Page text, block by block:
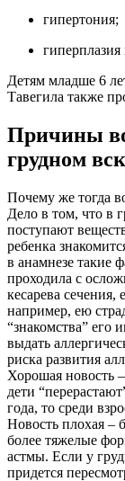
гипертония;
гиперплазия
Детям младше 6
Тавегила также
Причины
грудном
Почему же тогда
Дело в том, что в
поступают
ребенка
в анамнезе такие
проходила с
кесарева сечения,
например, ею
“знакомства” его
выдать
риска развития
Хорошая новость
дети
года, то среди
Новость плохая –
более тяжелые
астмы. Если у
придется